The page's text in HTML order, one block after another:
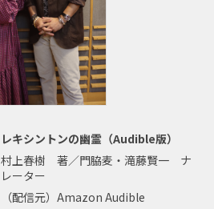
レキシントンの幽霊（Audible版）
村上春樹 著／門脇麦・滝藤賢一 ナ
レーター
（配信元）Amazon Audible